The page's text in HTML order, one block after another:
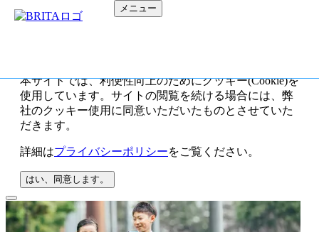
本サイトでは、利便性向上のためにクッキー(Cookie)を
使用しています。サイトの閲覧を続ける場合には、弊
社のクッキー使用に同意いただいたものとさせていた
だきます。
詳細はプライバシーポリシーをご覧ください。
はい、同意します。
メニュー